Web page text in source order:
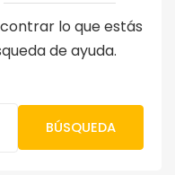
lo que estás
de ayuda.
BÚSQUEDA